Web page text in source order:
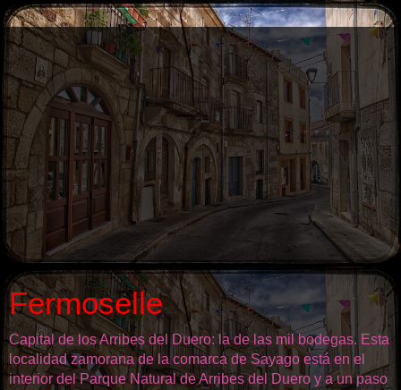
Fermoselle
Capital de los Arribes del Duero: la de las mil bodegas. Esta
localidad zamorana de la comarca de Sayago está en el
interior del Parque Natural de Arribes del Duero y a un paso